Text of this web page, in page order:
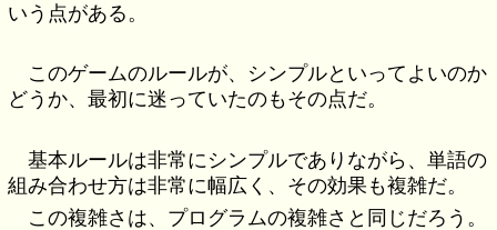
いう点がある。
このゲームのルールが、シンプルといってよいのか
どうか、最初に迷っていたのもその点だ。
基本ルールは非常にシンプルでありながら、単語の
組み合わせ方は非常に幅広く、その効果も複雑だ。
この複雑さは、プログラムの複雑さと同じだろう。